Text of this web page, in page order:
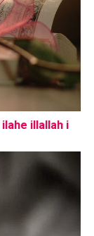
illallah i